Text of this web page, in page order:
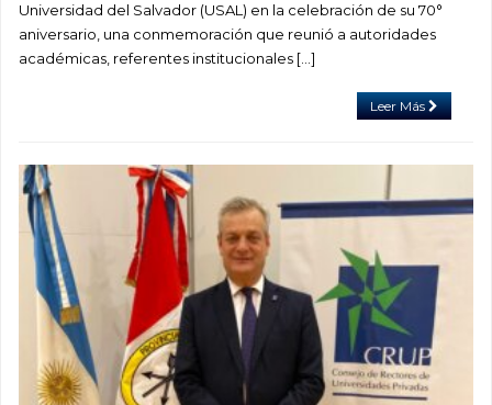
Universidad del Salvador (USAL) en la celebración de su 70°
aniversario, una conmemoración que reunió a autoridades
académicas, referentes institucionales […]
Leer Más